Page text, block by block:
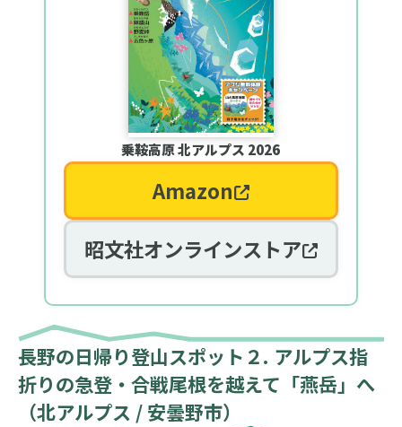
乗鞍高原 北アルプス 2026
Amazon
昭文社オンラインストア
長野の日帰り登山スポット２. アルプス指
折りの急登・合戦尾根を越えて「燕岳」へ
（北アルプス / 安曇野市）